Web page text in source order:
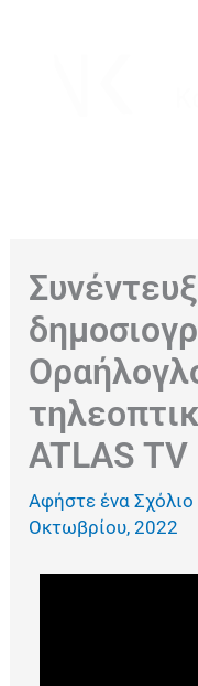
ATLAS TV
Αφήστε ένα Σχόλιο
Οκτωβρίου, 2022